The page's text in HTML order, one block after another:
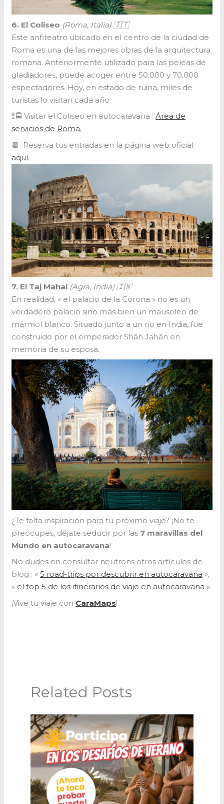
6. El Coliseo (Roma, Italia) 🇮🇹
Este anfiteatro ubicado en el centro de la ciudad de
Roma es una de las mejores obras de la arquitectura
romana. Anteriormente utilizado para las peleas de
gladiadores, puede acoger entre 50,000 y 70,000
espectadores. Hoy, en estado de ruina, miles de
turistas lo visitan cada año.
🚏🚍 Visitar el Coliseo en autocaravana :Área de
servicios de Roma.
📆 Reserva tus entradas en la página web oficial
aquí.
7. El Taj Mahal (Agra, India) 🇮🇳
En realidad, « el palacio de la Corona » no es un
verdadero palacio sino más bien un mausoleo de
mármol blanco. Situado junto a un río en India, fue
construido por el emperador Shâh Jahân en
memoria de su esposa.
¿Te falta inspiración para tu próximo viaje? ¡No te
preocupes, déjate seducir por las 7 maravillas del
Mundo en autocaravana!
No dudes en consultar neutrons otros artículos de
blog : «5 road-trips por descubrir en autocaravana »,
« el top 5 de los itinerarios de viaje en autocaravana ».
¡Vive tu viaje con CaraMaps!
Related Posts